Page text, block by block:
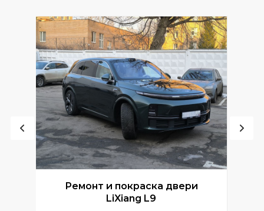
Ремонт и покраска двери
LiXiang L9